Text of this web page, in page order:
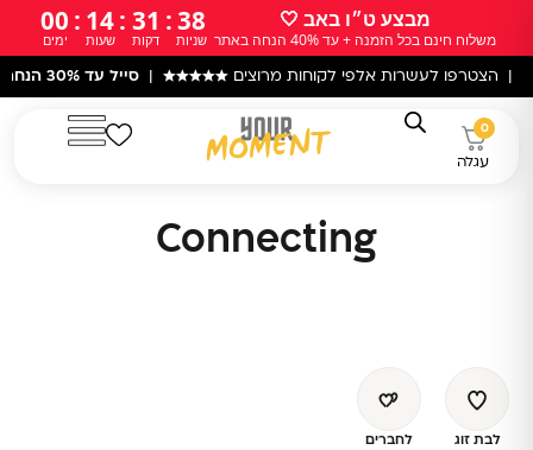
לתוכן
מבצע ט״ו באב 🤍
משלוח חינם בכל הזמנה + עד 40% הנחה באתר
38
שניות
:
31
דקות
:
14
שעות
:
00
ימים
הצטרפו לעשרות אלפי לקוחות מרוצים★★★★★
|סייל עד 30% הנחה
0
עגלה
Connecting
לבת זוג לחברים
המקורי
היה:
המחיר
הנוכחי
הוא: